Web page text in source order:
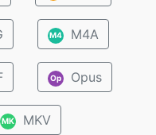
M4 M4A
Op Opus
MK MKV